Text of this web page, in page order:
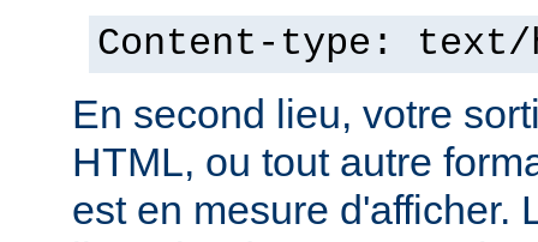
Content-type: text/
En second lieu, votre
HTML, ou tout autre
est en mesure d'afficher.